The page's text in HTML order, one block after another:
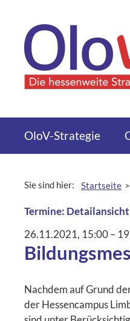
OloV-Strategie
Sie sind hier: Startseite
Termine: Detailansicht
26.11.2021, 15:00–
Nachdem auf Grund
der Hessencampus